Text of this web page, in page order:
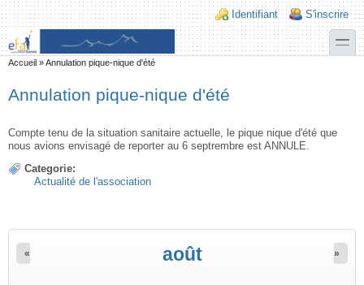
Aller au contenu principal
Skip to search
Login links
Identifiant S'inscrire
toggle
Vous êtes ici
Accueil »Annulation pique-nique d'été
Annulation pique-nique d'été
Compte tenu de la situation sanitaire actuelle, le pique nique d'été que
nous avions envisagé de reporter au 6 septrembre est ANNULE.
Categorie:
Actualité de l'association
août
« »